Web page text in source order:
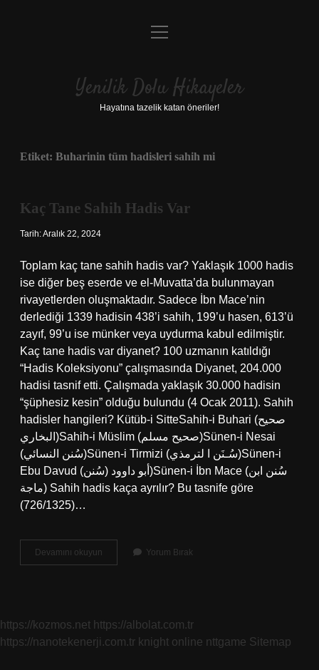
Anasayfa
Yasal Uyarı
menüyü
Yenilik Dolu Hikayeler
Hayatına tazelik katan öneriler!
Etiket: Buharinin tüm hadisleri sahih mi
Kaç Tane Sahih Hadis Var
Tarih: Aralık 22, 2024
Toplam kaç tane sahih hadis var? Yaklaşık 1000 hadis
ise diğer beş eserde ve el-Muvatta’da bulunmayan
rivayetlerden oluşmaktadır. Sadece İbn Mace’nin
derlediği 1339 hadisin 438’i sahih, 199’u hasen, 613’ü
zayıf, 99’u ise münker veya uydurma kabul edilmiştir.
Kaç tane hadis var diyanet? 100 uzmanın katıldığı
“Hadis Koleksiyonu” çalışmasında Diyanet, 204.000
hadisi tasnif etti. Çalışmada yaklaşık 30.000 hadisin
“şüphesiz kesin” olduğu bulundu (4 Ocak 2011). Sahih
hadisler hangileri? Kütüb-i SitteSahih-i Buhari (صحيح
البخاري)Sahih-i Müslim (صحيح مسلم)Sünen-i Nesai
(سُنن النسائي)Sünen-i Tirmizi (سُـنَن ا لترمذي)Sünen-i
Ebu Davud (سُنن) أبو داوود)Sünen-i İbn Mace (سُنن ابن
ماجة) Sahih hadis kaça ayrılır? Bu tasnife göre
(726/1325)…
Devamını okuyun
Tane
Yorum Bırak
https://kozmos.net https://albolat.com.tr
https://nanotekenerji.com.tr knight online nttgame Sitemap